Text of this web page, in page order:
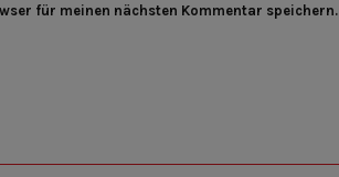
für meinen nächsten Kommentar speichern.